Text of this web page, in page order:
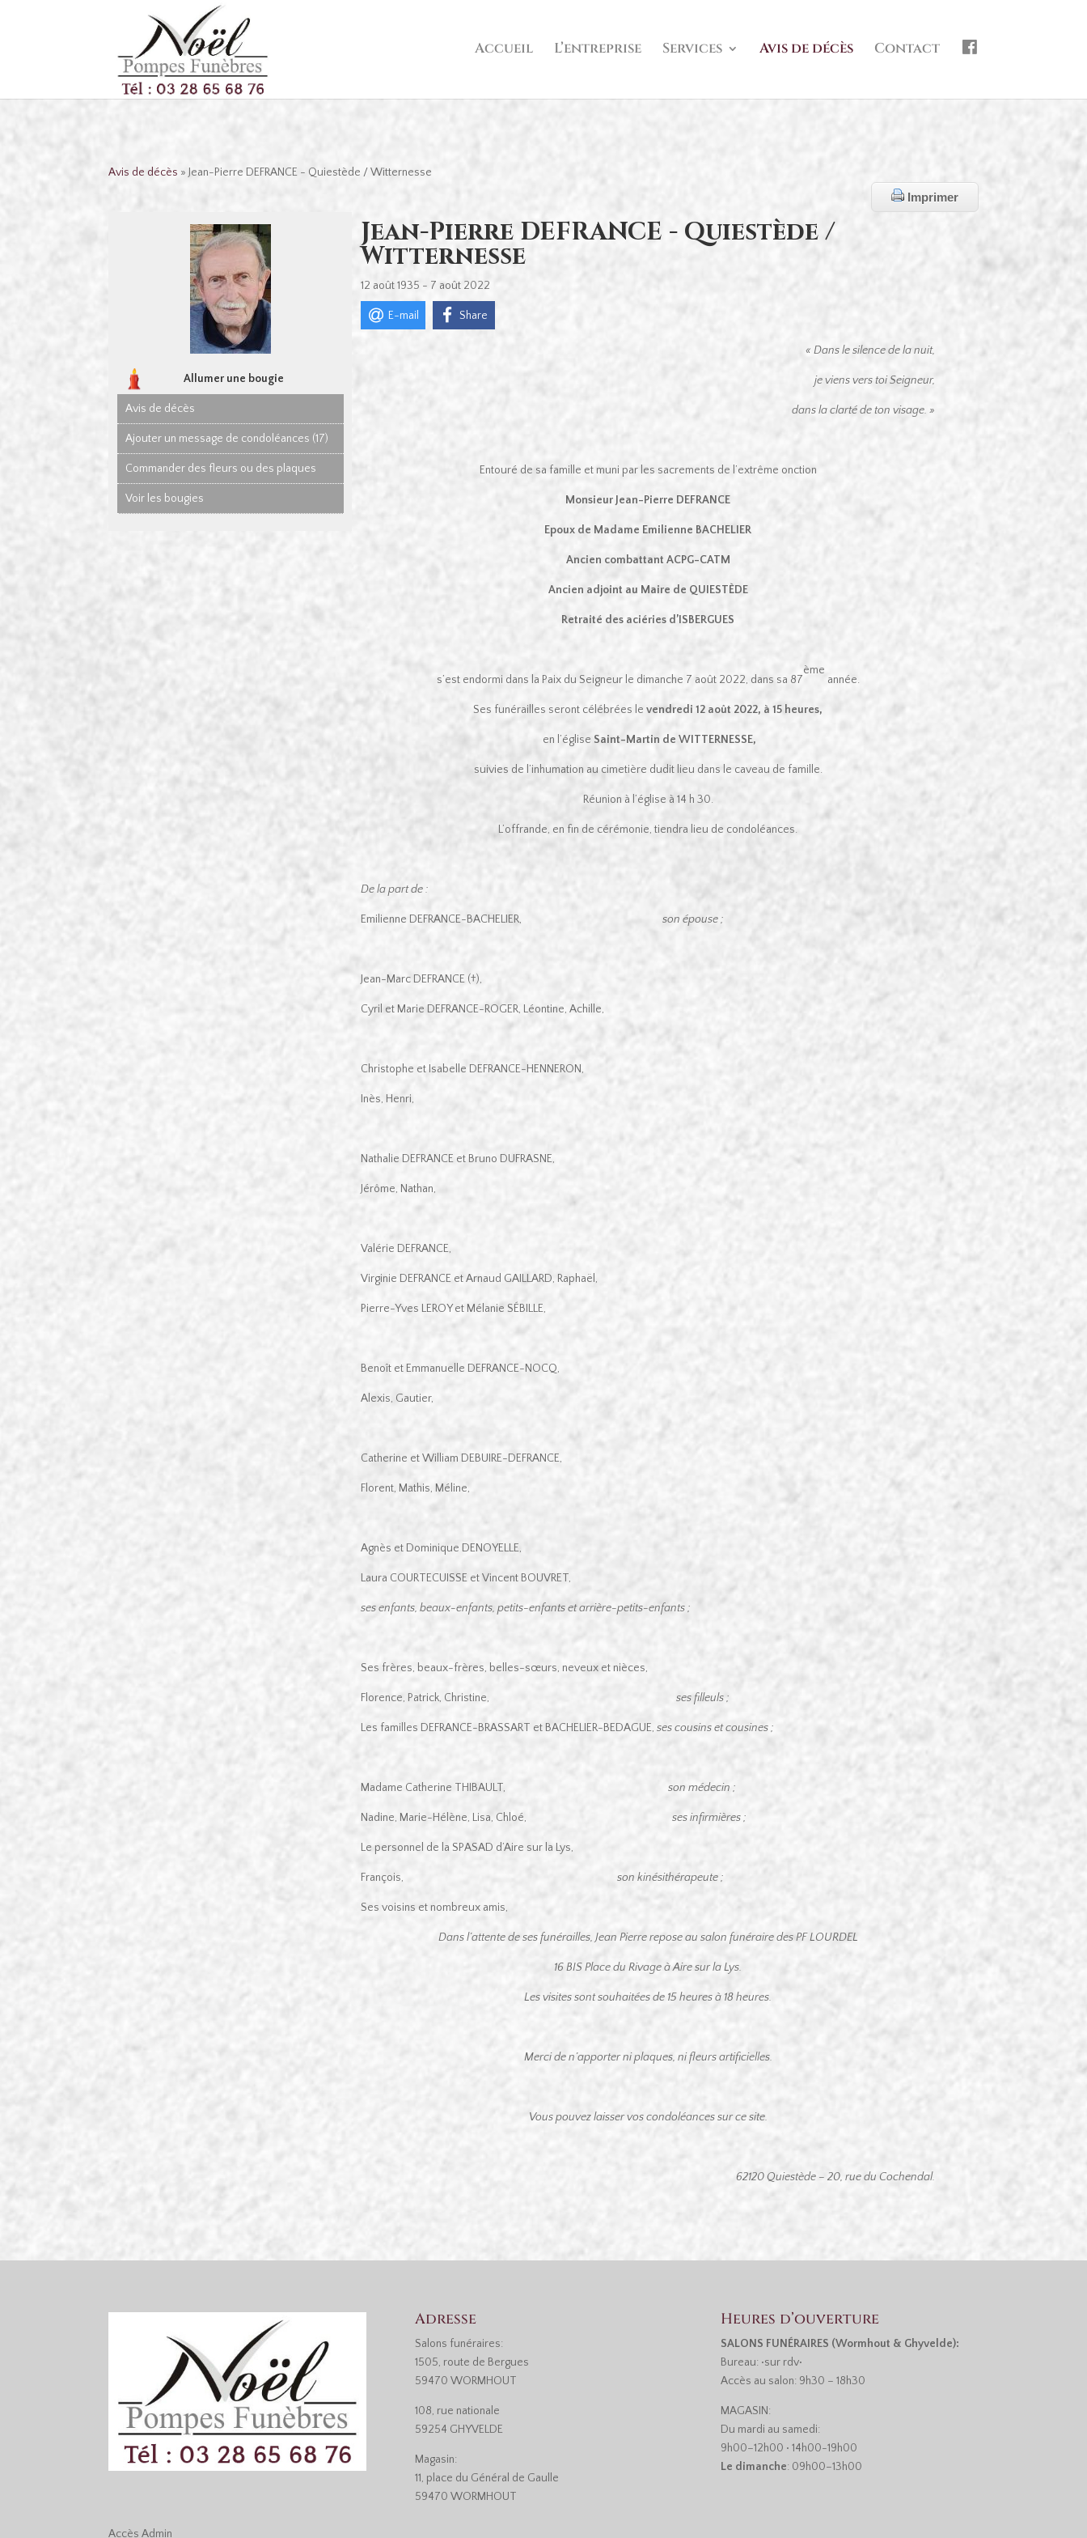
Accueil L’entreprise Services Avis de décès Contact
Avis de décès » Jean-Pierre DEFRANCE - Quiestède / Witternesse
Imprimer
Allumer une bougie
Avis de décès
Ajouter un message de condoléances (17)
Commander des fleurs ou des plaques
Voir les bougies
Jean-Pierre DEFRANCE - Quiestède /
Witternesse
12 août 1935 - 7 août 2022
E-mail Share
« Dans le silence de la nuit,
je viens vers toi Seigneur,
dans la clarté de ton visage. »
Entouré de sa famille et muni par les sacrements de l’extrême onction
Monsieur Jean-Pierre DEFRANCE
Epoux de Madame Emilienne BACHELIER
Ancien combattant ACPG-CATM
Ancien adjoint au Maire de QUIESTÈDE
Retraité des aciéries d’ISBERGUES
s’est endormi dans la Paix du Seigneur le dimanche 7 août 2022, dans sa 87
ème
année.
Ses funérailles seront célébrées levendredi 12 août 2022, à 15 heures,
en l’église Saint-Martin de WITTERNESSE,
suivies de l’inhumation au cimetière dudit lieu dans le caveau de famille.
Réunion à l’église à 14 h 30.
L’offrande, en fin de cérémonie, tiendra lieu de condoléances.
De la part de :
Emilienne DEFRANCE-BACHELIER,son épouse ;
Jean-Marc DEFRANCE (†),
Cyril et Marie DEFRANCE-ROGER, Léontine, Achille,
Christophe et Isabelle DEFRANCE-HENNERON,
Inès, Henri,
Nathalie DEFRANCE et Bruno DUFRASNE,
Jérôme, Nathan,
Valérie DEFRANCE,
Virginie DEFRANCE et Arnaud GAILLARD, Raphaël,
Pierre-Yves LEROY et Mélanie SÉBILLE,
Benoît et Emmanuelle DEFRANCE-NOCQ,
Alexis, Gautier,
Catherine et William DEBUIRE-DEFRANCE,
Florent, Mathis, Méline,
Agnès et Dominique DENOYELLE,
Laura COURTECUISSE et Vincent BOUVRET,
ses enfants, beaux-enfants, petits-enfants et arrière-petits-enfants ;
Ses frères, beaux-frères, belles-sœurs, neveux et nièces,
Florence, Patrick, Christine,ses filleuls ;
Les familles DEFRANCE-BRASSART et BACHELIER-BEDAGUE,ses cousins et cousines ;
Madame Catherine THIBAULT,son médecin ;
Nadine, Marie-Hélène, Lisa, Chloé,ses infirmières ;
Le personnel de la SPASAD d’Aire sur la Lys,
François,son kinésithérapeute ;
Ses voisins et nombreux amis,
Dans l’attente de ses funérailles, Jean Pierre repose au salon funéraire des PF LOURDEL
16 BIS Place du Rivage à Aire sur la Lys.
Les visites sont souhaitées de 15 heures à 18 heures.
Merci de n’apporter ni plaques, ni fleurs artificielles.
Vous pouvez laisser vos condoléances sur ce site.
62120 Quiestède – 20, rue du Cochendal.
AccèsAdmin
Adresse
Salons funéraires:
1505, route de Bergues
59470 WORMHOUT
108, rue nationale
59254 GHYVELDE
Magasin:
11, place du Général de Gaulle
59470 WORMHOUT
Heures d’ouverture
SALONS FUNÉRAIRES (Wormhout & Ghyvelde):
Bureau: •sur rdv•
Accès au salon: 9h30 – 18h30
MAGASIN:
Du mardi au samedi:
9h00–12h00 • 14h00-19h00
Le dimanche: 09h00–13h00